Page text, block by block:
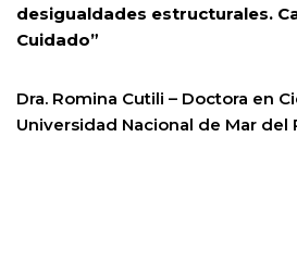
desigualdades estructurales.
Cuidado”
Dra. Romina Cutili – Doctora en
Universidad Nacional de Mar del